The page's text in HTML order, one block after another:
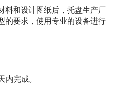
料和设计图纸后，托盘生产厂
的要求，使用专业的设备进行
内完成。